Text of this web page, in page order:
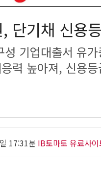
단기채 신용
기업대출서 유
력 높아져, 신용
17:31분 IB토마토 유료사이